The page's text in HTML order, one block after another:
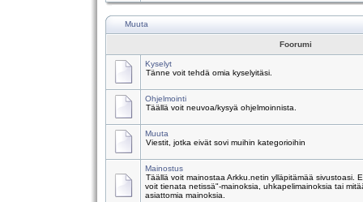
Muuta
Foorumi
Kyselyt
Tänne voit tehdä omia kyselyitäsi.
Ohjelmointi
Täällä voit neuvoa/kysyä ohjelmoinnista.
Muuta
Viestit, jotka eivät sovi muihin kategorioihin
Mainostus
Täällä voit mainostaa Arkku.netin ylläpitämää sivustoasi.
voit tienata netissä"-mainoksia, uhkapelimainoksia tai
asiattomia mainoksia.